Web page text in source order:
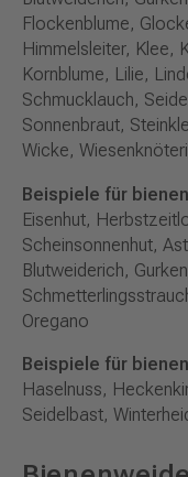
Flockenblume,
Himmelsleiter, Klee,
Kornblume, Lilie,
Schmucklauch,
Sonnenbraut,
Wicke,
Beispiele für
Eisenhut,
Scheinsonnenhut,
Blutweiderich,
Oregano
Beispiele für
Haselnuss,
Seidelbast,